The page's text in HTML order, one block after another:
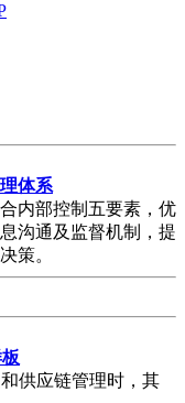
体系
内部控制五要素，优
沟通及监督机制，提
策。
供应链管理时，其